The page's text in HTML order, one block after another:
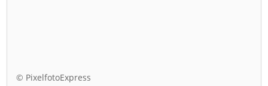
© PixelfotoExpress